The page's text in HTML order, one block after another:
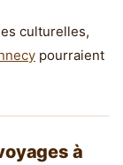
culturelles,
pourraient
à